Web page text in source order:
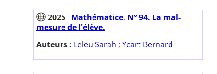
2025 Mathématice. N° 94. La mal-
mesure de l'élève.
Auteurs : Leleu Sarah ; Ycart Bernard